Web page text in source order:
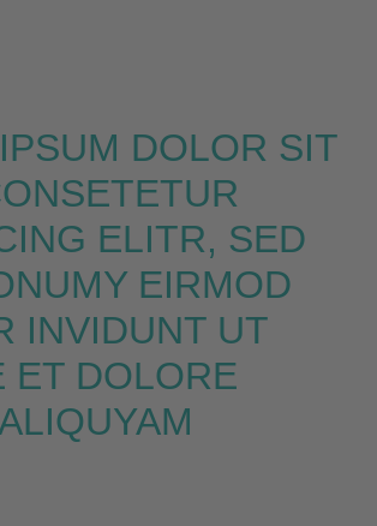
DOLOR SIT
ELITR, SED
EIRMOD
INVIDUNT UT
ET DOLORE